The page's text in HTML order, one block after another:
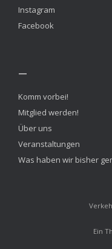
Instagram
Facebook
—
Komm vorbei!
Mitglied werden!
Über uns
Veranstaltungen
Was haben wir bisher
Ein